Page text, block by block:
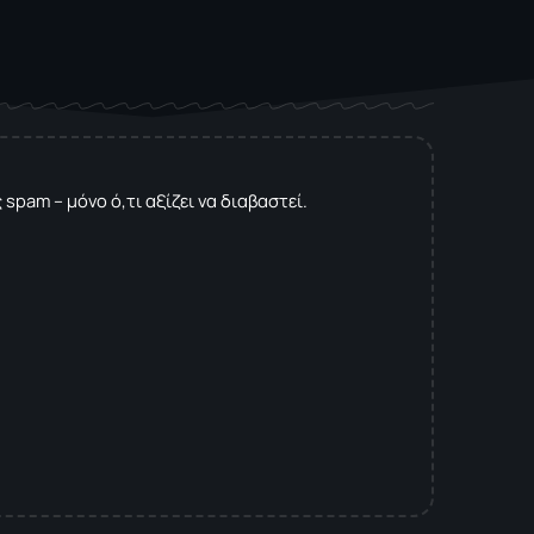
– μόνο ό,τι αξίζει να διαβαστεί.